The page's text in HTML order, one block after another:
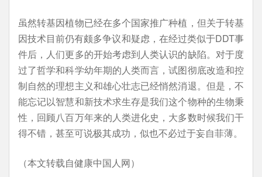
虽然转基因植物已经在多个国家推广种植，但关于转基
因技术目前仍有颇多争议和疑虑，在经过类似于DDT事
件后，人们更多的开始考虑到人类认识的缺陷。对于度
过了哲学和科学幼年期的人类而言，试图彻底改造和控
制自然的理想主义和雄心壮志已经悄然消退。但是，不
能忘记以智慧和新技术求生存是我们这个物种的生物秉
性，回顾八百万年来的人类进化史，大多数时候我们干
得不错，甚至可说极其成功，似也不必过于妄自菲薄。
（本文转载自健康中国人网）